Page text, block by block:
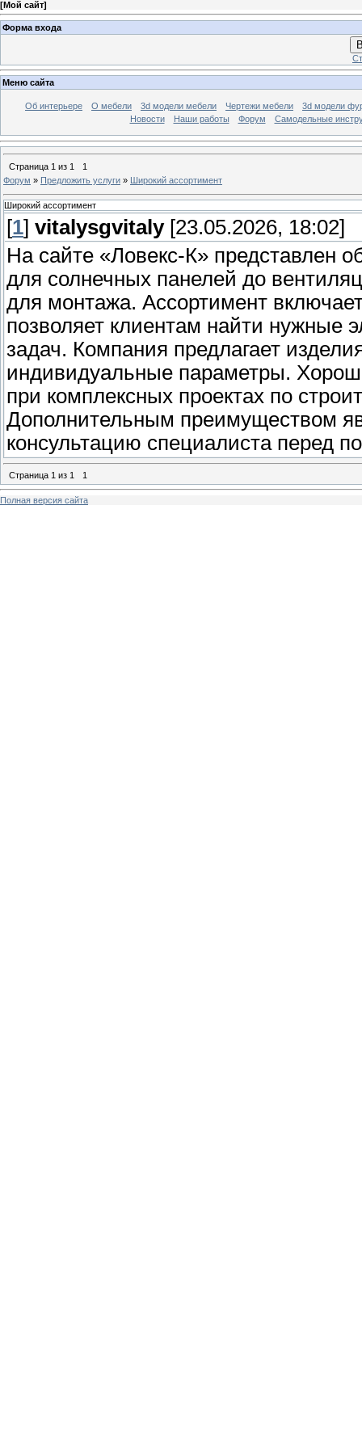
[Мой сайт]
Форма входа
Меню сайта
Об интерьере О мебели 3d модели мебели Чертежи мебели
3d модели
Новости
Наши работы Форум Самодельные
Страница 1 из 1
1
Форум » Предложить услуги » Широкий ассортимент
Широкий ассортимент
[1] vitalysgvitaly[23.05.2026, 18:02]
На сайте «Ловекс-К» представлен
для солнечных панелей до
для монтажа. Ассортимент
позволяет клиентам найти нужные
задач. Компания предлагает
индивидуальные параметры.
при комплексных проектах по
Дополнительным преимуществом
консультацию специалиста перед
Страница 1 из 1 1
Полная версия сайта